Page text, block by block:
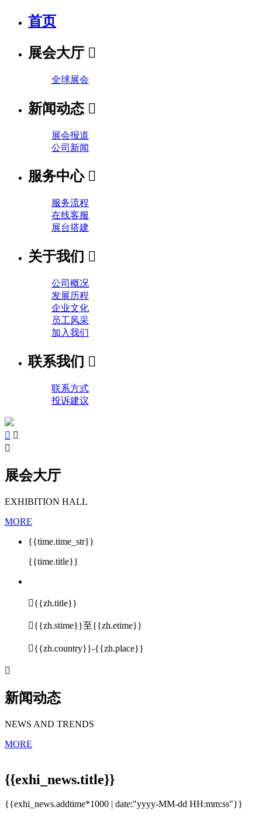
首页
展会大厅 
全球展会
新闻动态 
展会报道
公司新闻
服务中心 
服务流程
在线客服
展台搭建
关于我们 
公司概况
发展历程
企业文化
员工风采
加入我们
联系我们 
联系方式
投诉建议
 

展会大厅
EXHIBITION HALL
MORE
{{time.time_str}}
{{time.title}}
{{zh.title}}
{{zh.stime}}至{{zh.etime}}
{{zh.country}}-{{zh.place}}

新闻动态
NEWS AND TRENDS
MORE
{{exhi_news.title}}
{{exhi_news.addtime*1000 | date:"yyyy-MM-dd HH:mm:ss"}}